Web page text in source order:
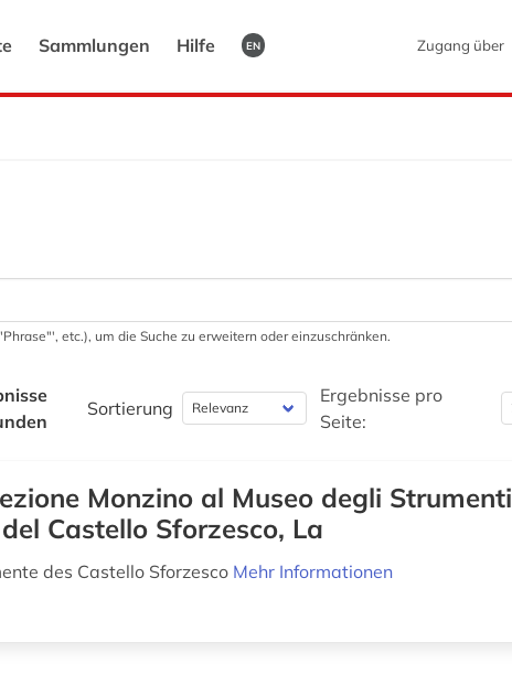
Sammlungen Hilfe EN
Zugang über
etc.), um die Suche zu erweitern oder einzuschränken.
Sortierung
Ergebnisse pro
Seite:
Monzino al Museo degli Strumenti
Castello Sforzesco, La
des Castello Sforzesco Mehr Informationen